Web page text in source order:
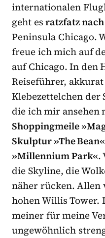
internationalen
geht esratzfatz
Peninsula Chicago.
freue ich mich auf
auf Chicago. In den
Reiseführer,
Klebezettelchen der
die ich mir ansehen
Shoppingmeile
Skulptur »The
»Millennium Park«.
die Skyline, die
näher rücken. Allen
hohen Willis Tower.
meiner für meine
ungewöhnlich